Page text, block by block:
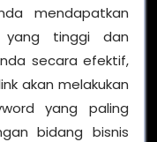
mendapatkan
yang tinggi dan
secara efektif,
akan melakukan
yang paling
bidang bisnis